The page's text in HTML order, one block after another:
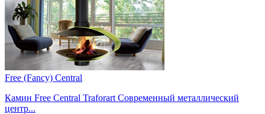
Free (Fancy) Central
Камин Free Central Traforart Современный металлический
центр...